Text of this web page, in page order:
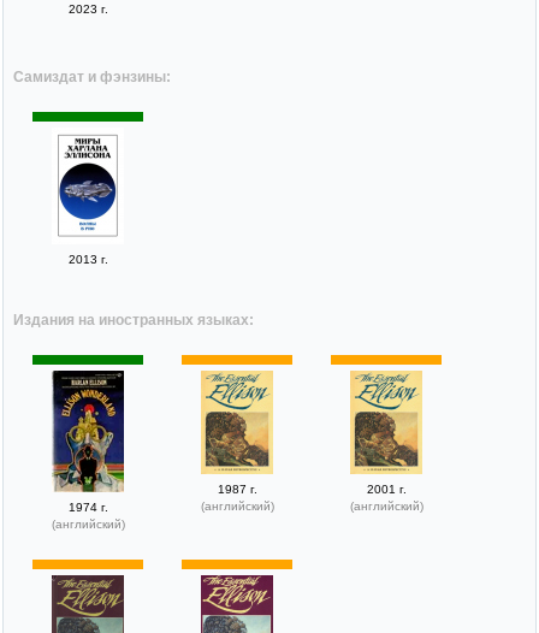
2023 г.
Самиздат и фэнзины:
2013 г.
Издания на иностранных языках:
1974 г.
(английский)
1987 г.
(английский)
2001 г.
(английский)